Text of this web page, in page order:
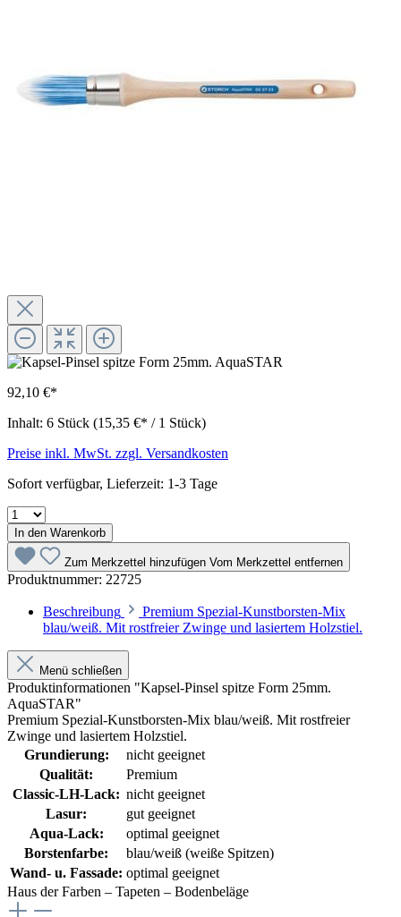
92,10 €*
Inhalt: 6 Stück (15,35 €* / 1 Stück)
Preise inkl. MwSt. zzgl. Versandkosten
Sofort verfügbar, Lieferzeit: 1-3 Tage
In den Warenkorb
Zum Merkzettel hinzufügen Vom Merkzettel entfernen
Produktnummer: 22725
Beschreibung
Premium Spezial-Kunstborsten-Mix
blau/weiß. Mit rostfreier Zwinge und lasiertem Holzstiel.
Menü schließen
Produktinformationen "Kapsel-Pinsel spitze Form 25mm.
AquaSTAR"
Premium Spezial-Kunstborsten-Mix blau/weiß. Mit rostfreier
Zwinge und lasiertem Holzstiel.
Grundierung:
nicht geeignet
Qualität:
Premium
Classic-LH-Lack: nicht geeignet
Lasur:
gut geeignet
Aqua-Lack:
optimal geeignet
Borstenfarbe:
blau/weiß (weiße Spitzen)
Wand- u. Fassade: optimal geeignet
Haus der Farben – Tapeten – Bodenbeläge